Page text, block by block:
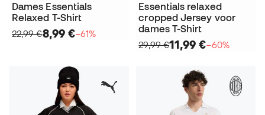
Dames Essentials
Relaxed T-Shirt
22,99 €8,99 €−61%
Essentials relaxed
cropped Jersey voor
dames T-Shirt
29,99 €11,99 €−60%